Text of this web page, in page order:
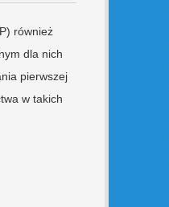
również
dla nich
pierwszej
w takich